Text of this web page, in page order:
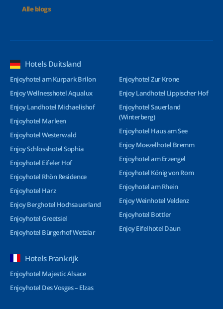
Alle blogs
Hotels Duitsland
Enjoyhotel am Kurpark Brilon
Enjoy Wellnesshotel Aqualux
Enjoy Landhotel Michaelishof
Enjoyhotel Marleen
Enjoyhotel Westerwald
Enjoy Schlosshotel Sophia
Enjoyhotel Eifeler Hof
Enjoyhotel Rhön Residence
Enjoyhotel Harz
Enjoy Berghotel Hochsauerland
Enjoyhotel Greetsiel
Enjoyhotel Bürgerhof Wetzlar
Enjoyhotel Zur Krone
Enjoy Landhotel Lippischer Hof
Enjoyhotel Sauerland
(Winterberg)
Enjoyhotel Haus am See
Enjoy Moezelhotel Bremm
Enjoyhotel am Erzengel
Enjoyhotel König von Rom
Enjoyhotel am Rhein
Enjoy Weinhotel Veldenz
Enjoyhotel Bottler
Enjoy Eifelhotel Daun
Hotels Frankrijk
Enjoyhotel Majestic Alsace
Enjoyhotel Des Vosges – Elzas